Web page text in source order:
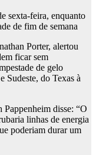
sexta-feira, enquanto
de fim de semana
Porter, alertou
ficar sem
de gelo
Sudeste, do Texas à
Pappenheim disse: “O
linhas de energia
poderiam durar um